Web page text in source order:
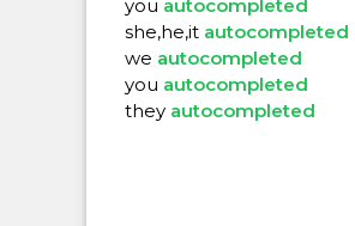
you autocompleted
she,he,it autocompleted
we autocompleted
you autocompleted
they autocompleted